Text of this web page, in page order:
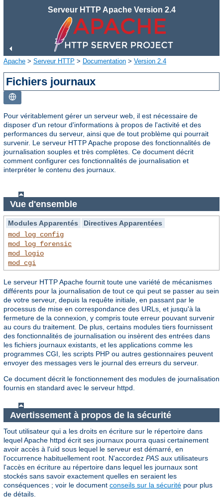
Serveur HTTP Apache Version 2.4
Apache > Serveur HTTP > Documentation > Version 2.4
Fichiers journaux
Pour véritablement gérer un serveur web, il est nécessaire de
disposer d'un retour d'informations à propos de l'activité et des
performances du serveur, ainsi que de tout problème qui pourrait
survenir. Le serveur HTTP Apache propose des fonctionnalités de
journalisation souples et très complètes. Ce document décrit
comment configurer ces fonctionnalités de journalisation et
interpréter le contenu des journaux.
Vue d'ensemble
Modules Apparentés
Directives Apparentées
mod_log_config
mod_log_forensic
mod_logio
mod_cgi
Le serveur HTTP Apache fournit toute une variété de mécanismes
différents pour la journalisation de tout ce qui peut se passer au sein
de votre serveur, depuis la requête initiale, en passant par le
processus de mise en correspondance des URLs, et jusqu'à la
fermeture de la connexion, y compris toute erreur pouvant survenir
au cours du traitement. De plus, certains modules tiers fournissent
des fonctionnalités de journalisation ou insèrent des entrées dans
les fichiers journaux existants, et les applications comme les
programmes CGI, les scripts PHP ou autres gestionnaires peuvent
envoyer des messages vers le journal des erreurs du serveur.
Ce document décrit le fonctionnement des modules de journalisation
fournis en standard avec le serveur httpd.
Avertissement à propos de la sécurité
Tout utilisateur qui a les droits en écriture sur le répertoire dans
lequel Apache httpd écrit ses journaux pourra quasi certainement
avoir accès à l'uid sous lequel le serveur est démarré, en
l'occurrence habituellement root. N'accordez PAS aux utilisateurs
l'accès en écriture au répertoire dans lequel les journaux sont
stockés sans savoir exactement quelles en seraient les
conséquences ; voir le document conseils sur la sécurité pour plus
de détails.